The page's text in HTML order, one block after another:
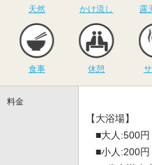
天然 かけ流し 露
食事 休憩
料金
【大浴場】
■大人:500円
■小人:200円